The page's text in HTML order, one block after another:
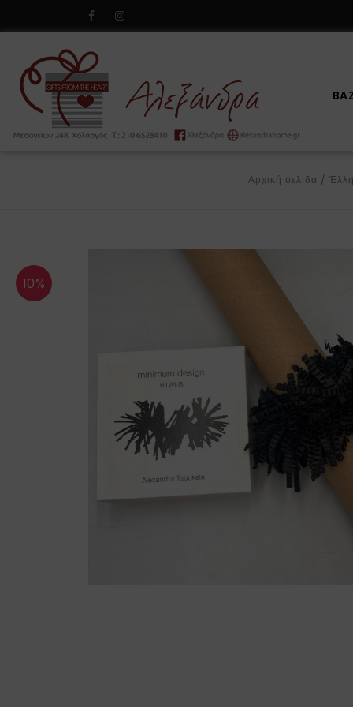
Αρχική σελίδα /
10%